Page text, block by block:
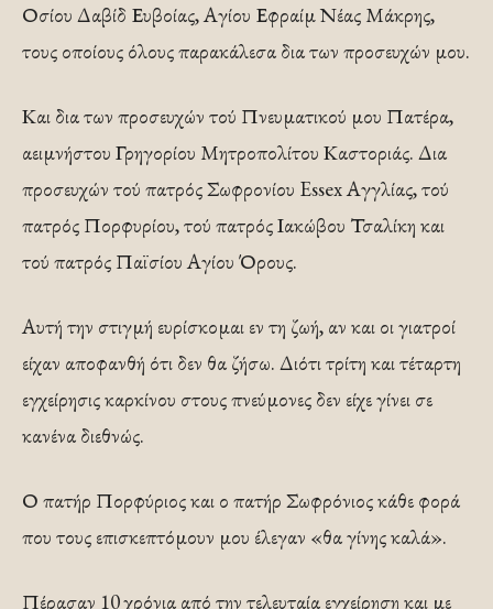
Οσίου Δαβίδ Ευβοίας, Αγίου Εφραίμ Νέας Μάκρης,
τους οποίους όλους παρακάλεσα δια των προσευχών μου.
Και δια των προσευχών τού Πνευματικού μου Πατέρα,
αειμνήστου Γρηγορίου Μητροπολίτου Καστοριάς. Δια
προσευχών τού πατρός Σωφρονίου Essex Αγ­γλίας, τού
πατρός Πορφυρίου, τού πατρός Ιακώβου Τσαλίκη και
τού πατρός Παϊσίου Αγίου Όρους.
Αυτή την στιγμή ευρίσκομαι εν τη ζωή, αν και οι για­τροί
είχαν αποφανθή ότι δεν θα ζήσω. Διότι τρίτη και τέταρτη
εγχείρησις καρκίνου στους πνεύμονες δεν είχε γίνει σε
κανένα διεθνώς.
Ο πατήρ Πορφύριος και ο πατήρ Σωφρόνιος κάθε φορά
που τους επισκεπτόμουν μου έλεγαν «θα γίνης καλά».
Πέρασαν 10 χρόνια από την τελευταία εγχείρηση και με